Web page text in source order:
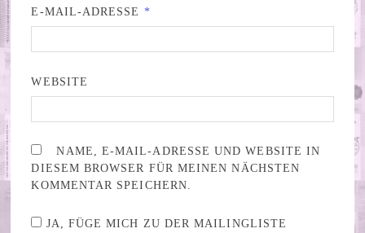
E-MAIL-ADRESSE *
WEBSITE
NAME, E-MAIL-ADRESSE UND WEBSITE IN
DIESEM BROWSER FÜR MEINEN NÄCHSTEN
KOMMENTAR SPEICHERN.
JA, FÜGE MICH ZU DER MAILINGLISTE